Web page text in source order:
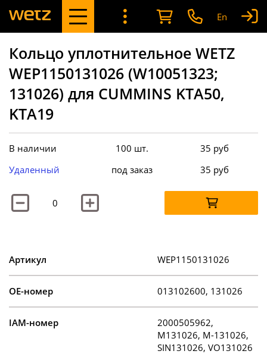
En
Кольцо уплотнительное WETZ
WEP1150131026 (W10051323;
131026) для CUMMINS KTA50,
KTA19
В наличии 100 шт. 35 руб
Удаленный
под заказ 35 руб
Артикул WEP1150131026
OE-номер 013102600, 131026
IAM-номер
2000505962,
M131026, M-131026,
SIN131026, VO131026